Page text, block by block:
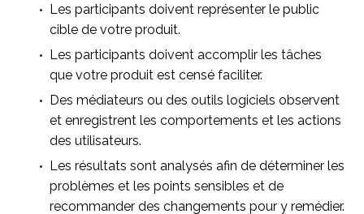
Les participants doivent représenter le public
cible de votre produit.
Les participants doivent accomplir les tâches
que votre produit est censé faciliter.
Des médiateurs ou des outils logiciels observent
et enregistrent les comportements et les actions
des utilisateurs.
Les résultats sont analysés afin de déterminer les
problèmes et les points sensibles et de
recommander des changements pour y remédier.